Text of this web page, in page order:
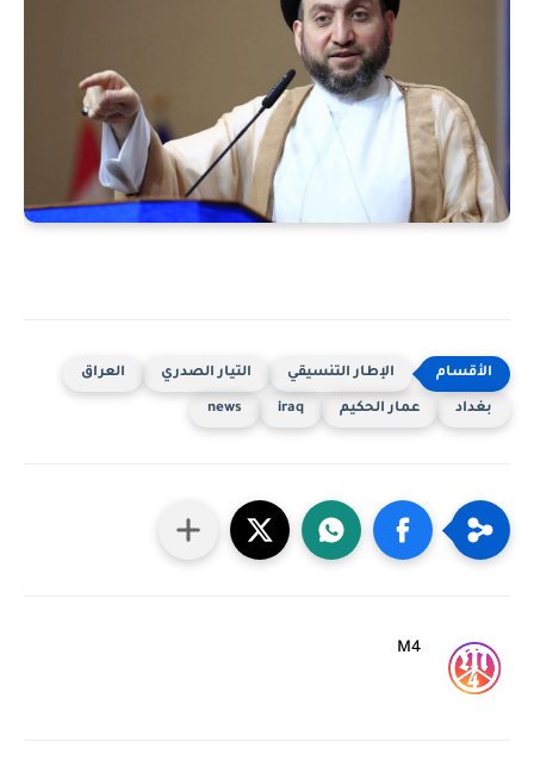
الإطار التنسيقي التيار الصدري العراق
بغداد عمار الحكيم iraq
news
M4